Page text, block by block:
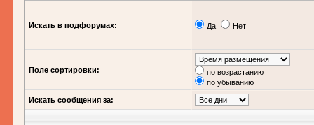
Искать в подфорумах: Да Нет
Поле сортировки:
по возрастанию
по убыванию
Искать сообщения за: